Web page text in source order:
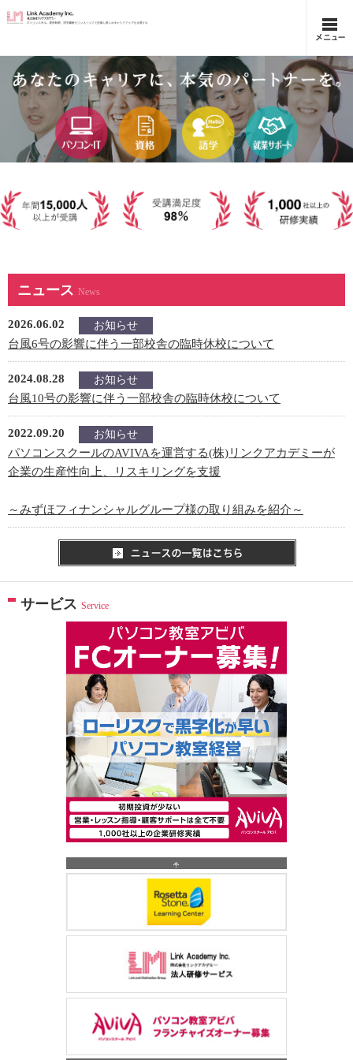
ニュース News
2026.06.02 お知らせ
台風6号の影響に伴う一部校舎の臨時休校について
2024.08.28 お知らせ
台風10号の影響に伴う一部校舎の臨時休校について
2022.09.20 お知らせ
パソコンスクールのAVIVAを運営する(株)リンクアカデミーが
企業の生産性向上、リスキリングを支援
～みずほフィナンシャルグループ様の取り組みを紹介～
サービス Service